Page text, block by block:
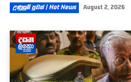
උණුසුම් පුවත් | Hot News August 2, 2026